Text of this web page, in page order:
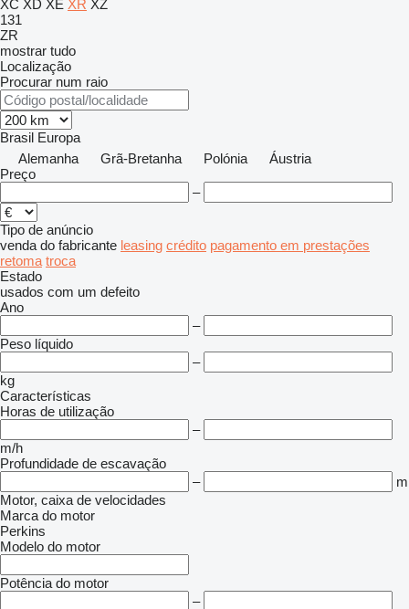
XC XD XE XR XZ
131
ZR
mostrar tudo
Localização
Procurar num raio
Brasil Europa
Alemanha
Grã-Bretanha Polónia
Áustria
Preço
–
Tipo de anúncio
venda do fabricante leasing crédito pagamento em prestações
retoma troca
Estado
usados com um defeito
Ano
–
Peso líquido
–
kg
Características
Horas de utilização
–
m/h
Profundidade de escavação
–
m
Motor, caixa de velocidades
Marca do motor
Perkins
Modelo do motor
Potência do motor
–